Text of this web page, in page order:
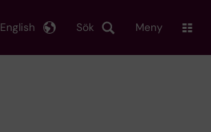
Sök
English Meny